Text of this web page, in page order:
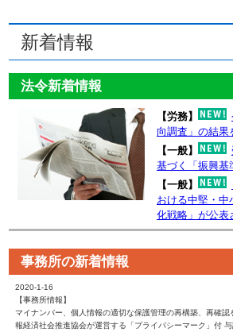
新着情報
法令新着情報
事務所の新着情報
2020-1-16
【事務所情報】
マイナンバー、個人情報の適切な保護管理の再構築、再確
報経済社会推進協会が運営する「プライバシーマーク」付